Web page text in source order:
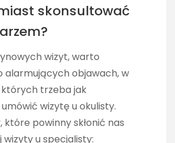
skonsultować
wizyt, warto
alarmujących objawach, w
trzeba jak
wizytę u okulisty.
powinny skłonić nas
wizyty u specjalisty: